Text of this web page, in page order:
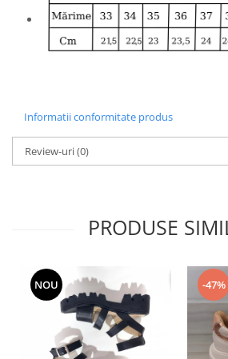
Informatii conformitate produs
Review-uri(0)
PRODUSE
NOU -47%